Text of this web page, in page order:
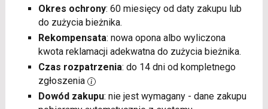
Okres ochrony: 60 miesięcy od daty zakupu lub
do zużycia bieżnika.
Rekompensata: nowa opona albo wyliczona
kwota reklamacji adekwatna do zużycia bieżnika.
Czas rozpatrzenia: do 14 dni od kompletnego
zgłoszenia
Dowód zakupu: nie jest wymagany - dane zakupu